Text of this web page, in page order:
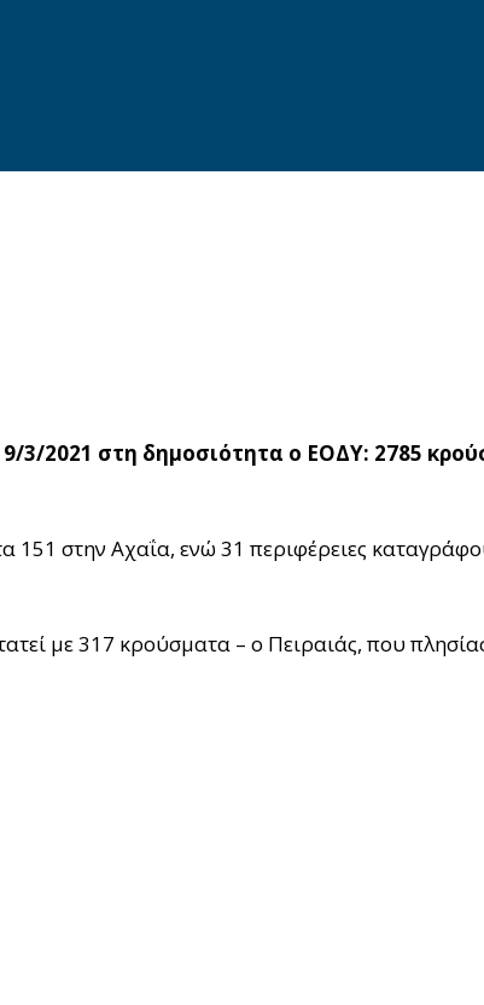
2021 στη δημοσιότητα ο ΕΟΔΥ: 2785
151 στην Αχαΐα, ενώ 31 περιφέρειες
με 317 κρούσματα – ο Πειραιάς, που